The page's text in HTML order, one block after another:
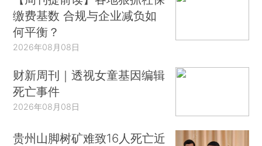
缴费基数 合规与企业减负如
何平衡？
2026年08月08日
财新周刊｜透视女童基因编辑
死亡事件
2026年08月08日
贵州山脚树矿难致16人死亡近